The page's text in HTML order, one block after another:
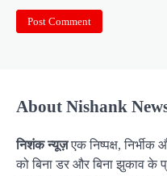
About Nishank
निशंक न्यूज़एक निष्पक्ष,
को बिना डर और बिना झुकाव के